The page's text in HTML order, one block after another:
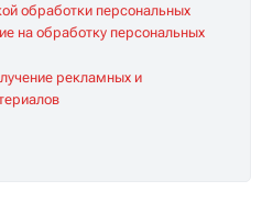
обработки персональных
на обработку персональных
рекламных и